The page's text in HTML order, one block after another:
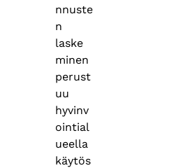
nnuste
n
laske
minen
perust
uu
hyvinv
ointial
ueella
käytös